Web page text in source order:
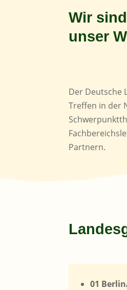
Wir
unser
Der Deutsche
Treffen in der
Partnern.
01